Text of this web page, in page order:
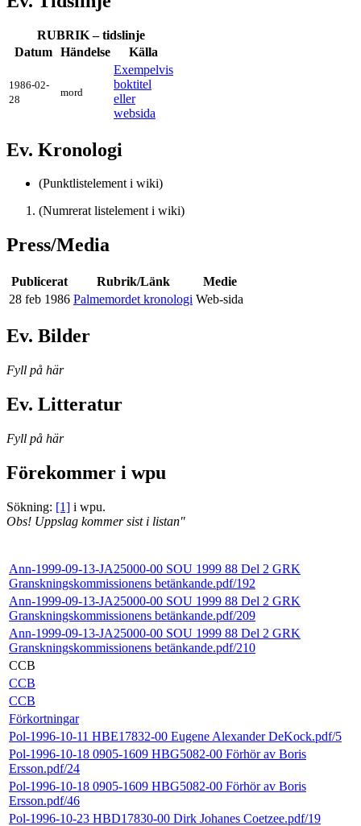
RUBRIK – tidslinje
Datum
Händelse Källa
1986-02-
28
mord
Exempelvis
boktitel
eller
websida
Ev. Kronologi
(Punktlistelement i wiki)
(Numrerat listelement i wiki)
Press/Media
Publicerat Rubrik/Länk
Medie
28 feb 1986 Palmemordet kronologi Web-sida
Ev. Bilder
Fyll på här
Ev. Litteratur
Fyll på här
Förekommer i wpu
Sökning: [1] i wpu.
Obs! Uppslag kommer sist i listan"
Ann-1999-09-13-JA25000-00 SOU 1999 88 Del 2 GRK
Granskningskommissionens betänkande.pdf/192
Ann-1999-09-13-JA25000-00 SOU 1999 88 Del 2 GRK
Granskningskommissionens betänkande.pdf/209
Ann-1999-09-13-JA25000-00 SOU 1999 88 Del 2 GRK
Granskningskommissionens betänkande.pdf/210
CCB
CCB
CCB
Förkortningar
Pol-1996-10-11 HBE17832-00 Eugene Alexander DeKock.pdf/5
Pol-1996-10-18 0905-1609 HBG5082-00 Förhör av Boris
Ersson.pdf/24
Pol-1996-10-18 0905-1609 HBG5082-00 Förhör av Boris
Ersson.pdf/46
Pol-1996-10-23 HBD17830-00 Dirk Johanes Coetzee.pdf/19